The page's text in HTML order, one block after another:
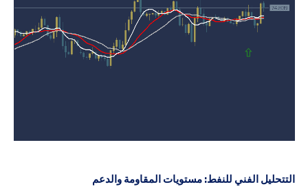
التتحليل الفني للنفط: مستويات المقاومة والدعم